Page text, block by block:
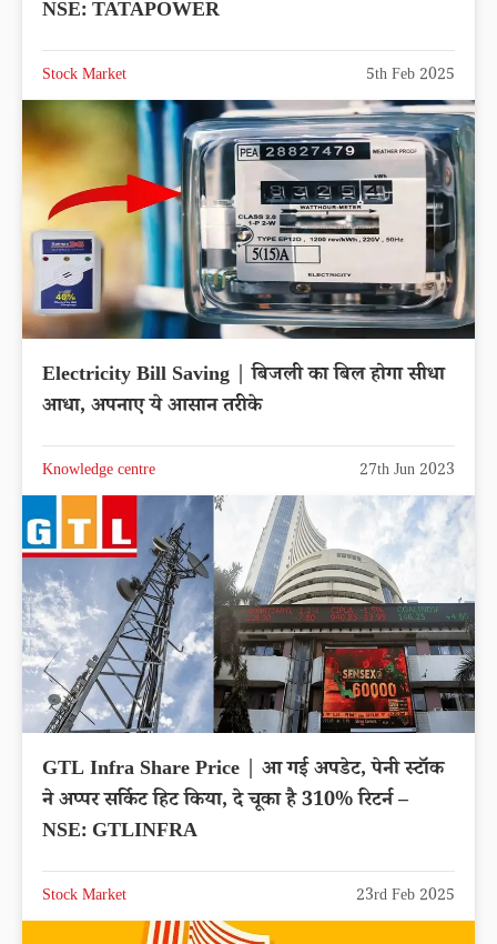
NSE: TATAPOWER
Stock Market 5th Feb 2025
Electricity Bill Saving | बिजली का बिल होगा सीधा
आधा, अपनाए ये आसान तरीके
Knowledge centre 27th Jun 2023
GTL Infra Share Price | आ गई अपडेट, पेनी स्टॉक
ने अप्पर सर्किट हिट किया, दे चूका है 310% रिटर्न –
NSE: GTLINFRA
Stock Market 23rd Feb 2025